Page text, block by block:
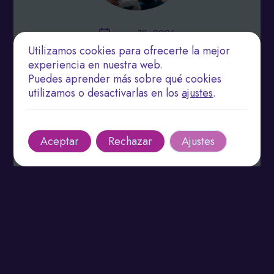
marzo 18, 2026
Nuevas Fronteras en la Fisioterapia: Estrategias
Innovadoras para el Tratamiento del Dolor
Descubre las innovaciones en fisioterapia y
Leer más
Utilizamos cookies para ofrecerte la mejor
experiencia en nuestra web.
Puedes aprender más sobre qué cookies
utilizamos o desactivarlas en losajustes.
Aceptar Rechazar Ajustes